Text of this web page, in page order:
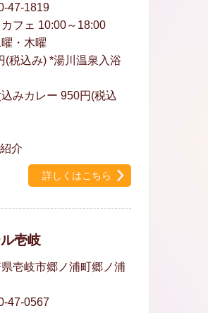
47-1819
カフェ 10:00～18:00
曜・木曜
(税込み) *湯川温泉入浴
みカレー 950円(税込
介
詳しくはこちら
壱岐
県壱岐市郷ノ浦町郷ノ浦
47-0567